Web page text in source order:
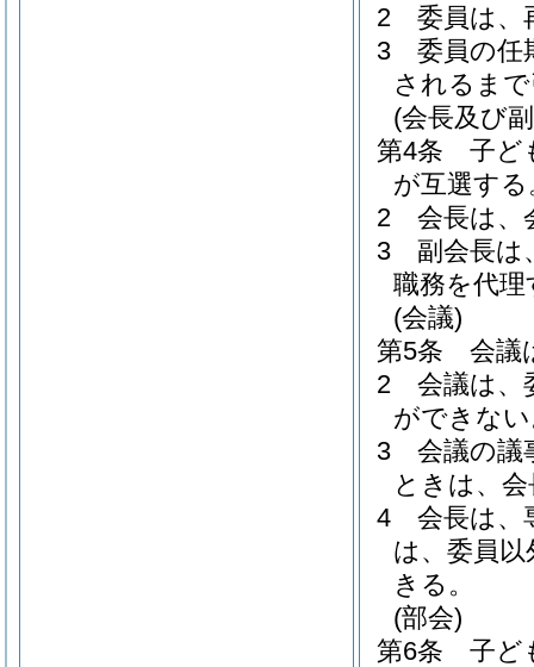
2
委員は、
3
委員の任
されるま
(会長及び
第4条
子ど
が互選する
2
会長は、
3
副会長は
職務を代理
(会議)
第5条
会議
2
会議は、
ができな
3
会議の議
ときは、
4
会長は、
は、委員
きる。
(部会)
第6条
子ど